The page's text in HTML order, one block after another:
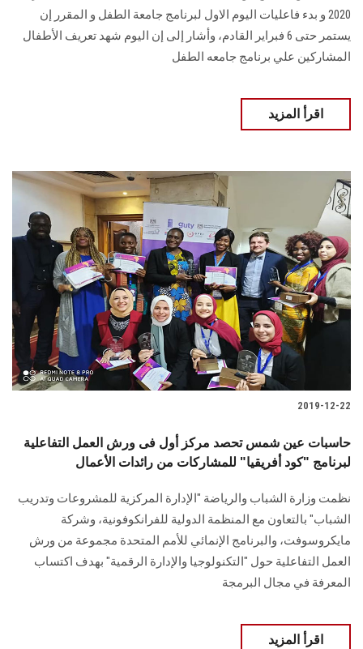
2020 و بدء فاعليات اليوم الاول لبرنامج جامعة الطفل و المقرر إن
يستمر حتى 6 فبراير القادم، وأشار إلى إن اليوم شهد تعريف الأطفال
المشاركين علي برنامج جامعه الطفل
اقرأ المزيد
2019-12-22
حاسبات عين شمس تحصد مركز أول فى ورش العمل التفاعلية
لبرنامج "كود أفريقيا" للمشاركات من رائدات الأعمال
نظمت وزارة الشباب والرياضة "الإدارة المركزية للمشروعات وتدريب
الشباب" بالتعاون مع المنظمة الدولية للفرانكوفونية، وشركة
مايكروسوفت، والبرنامج الإنمائي للأمم المتحدة مجموعة من ورش
العمل التفاعلية حول "التكنولوجيا والإدارة الرقمية" بهدف اكتساب
المعرفة في مجال البرمجة
اقرأ المزيد